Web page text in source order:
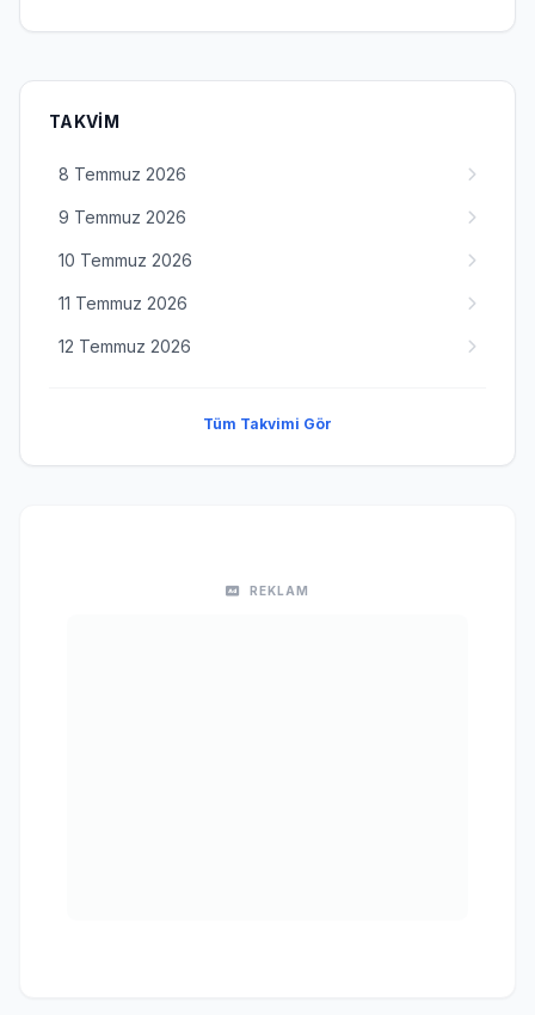
TAKVIM
8 Temmuz 2026
9 Temmuz 2026
10 Temmuz 2026
11 Temmuz 2026
12 Temmuz 2026
Tüm Takvimi Gör
REKLAM